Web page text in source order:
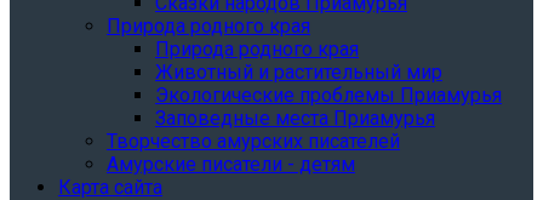
Природа родного края
Природа родного края
Животный и растительный мир
Экологические проблемы Приамурья
Заповедные места Приамурья
Творчество амурских писателей
Амурские писатели - детям
Карта сайта